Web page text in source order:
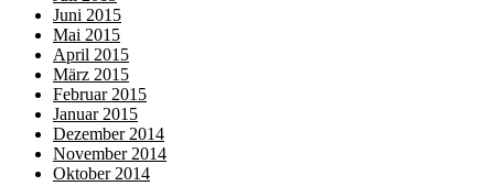
Juni 2015
Mai 2015
April 2015
März 2015
Februar 2015
Januar 2015
Dezember 2014
November 2014
Oktober 2014